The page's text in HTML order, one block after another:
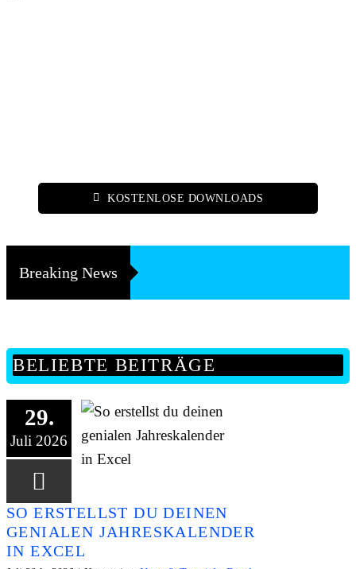
KOSTENLOSE DOWNLOADS
Breaking News
BELIEBTE BEITRÄGE
29.
Juli 2026
SO ERSTELLST DU DEINEN
GENIALEN JAHRESKALENDER
IN EXCEL